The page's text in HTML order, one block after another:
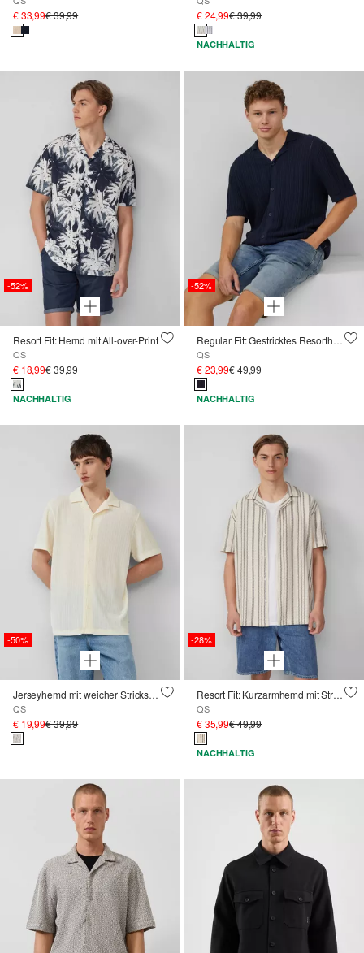
€ 33,99€ 39,99 € 24,99€ 39,99
NACHHALTIG
-52%
Resort Fit: Hemd mit All-over-Print
QS
€ 18,99€ 39,99
NACHHALTIG
-52%
Regular Fit: Gestricktes Resorthemd mit Struktur
QS
€ 23,99€ 49,99
NACHHALTIG
-50%
Jerseyhemd mit weicher Strickstruktur
QS
€ 19,99€ 39,99
-28%
Resort Fit: Kurzarmhemd mit Strukturstreifen
QS
€ 35,99€ 49,99
NACHHALTIG